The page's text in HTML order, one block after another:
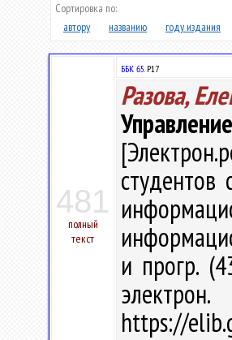
Сортировка по:
автору
названию году издания
481
полный
текст
ББК 65.Р17
Разова,
студентов
и прогр.
https://